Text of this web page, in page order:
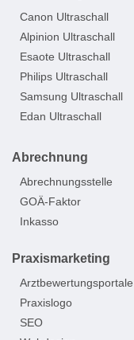
Canon Ultraschall
Alpinion Ultraschall
Esaote Ultraschall
Philips Ultraschall
Samsung Ultraschall
Edan Ultraschall
Abrechnung
Abrechnungsstelle
GOÄ-Faktor
Inkasso
Praxismarketing
Arztbewertungsportale
Praxislogo
SEO